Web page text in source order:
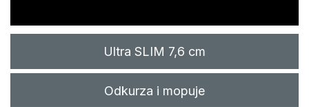
Ultra SLIM 7,6 cm
Odkurza i mopuje